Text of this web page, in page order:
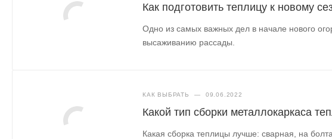
Как подготовить теплицу к новому
Одно из самых важных дел в начале нового
высаживанию рассады.
КАК ВЫБРАТЬ — 09.06.2022
Какой тип сборки металлокаркаса
Какая сборка теплицы лучше: сварная, на